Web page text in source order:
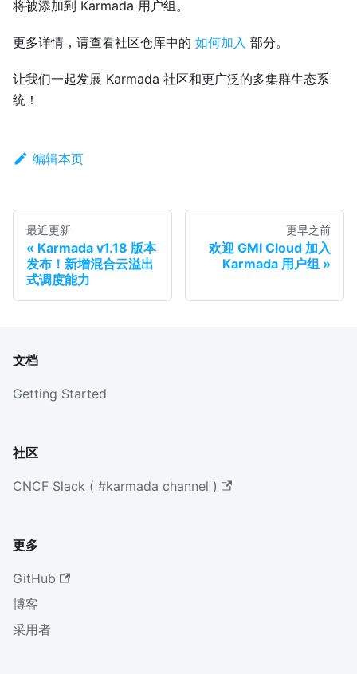
将被添加到 Karmada 用户组。
更多详情，请查看社区仓库中的 如何加入 部分。
让我们一起发展 Karmada 社区和更广泛的多集群生态系
统！
编辑本页
最近更新
Karmada v1.18 版本
发布！新增混合云溢出
式调度能力
更早之前
欢迎 GMI Cloud 加入
Karmada 用户组
文档
Getting Started
社区
CNCF Slack ( #karmada channel )
更多
GitHub
博客
采用者